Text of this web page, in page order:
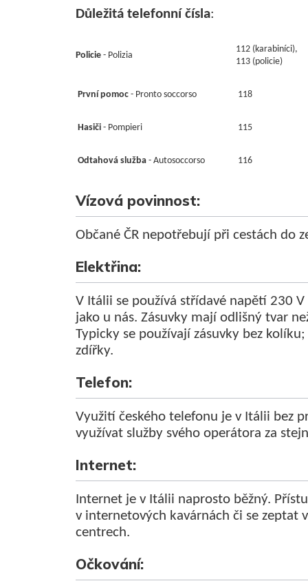
Důležitá telefonní čísla:
Policie - Polizia
112 (karabiníci),
113 (policie)
První pomoc - Pronto soccorso 118
Hasiči - Pompieri 115
Odtahová služba - Autosoccorso 116
Vízová povinnost:
Občané ČR nepotřebují při cestách do
Elektřina:
V Itálii se používá střídavé napětí 230
jako u nás. Zásuvky mají odlišný tvar
Typicky se používají zásuvky bez
zdířky.
Telefon:
Využití českého telefonu je v Itálii bez
využívat služby svého operátora za
Internet:
Internet je v Itálii naprosto běžný.
v internetových kavárnách či se zeptat
centrech.
Očkování: